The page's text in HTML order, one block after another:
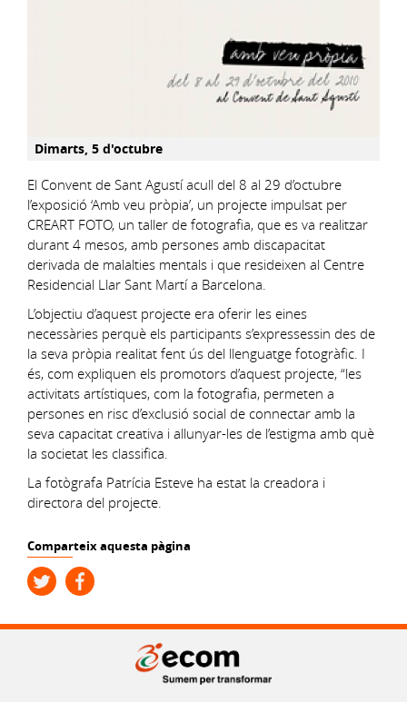
Dimarts, 5 d'octubre
El Convent de Sant Agustí acull del 8 al 29 d’octubre
l’exposició ‘Amb veu pròpia’, un projecte impulsat per
CREART FOTO, un taller de fotografia, que es va realitzar
durant 4 mesos, amb persones amb discapacitat
derivada de malalties mentals i que resideixen al Centre
Residencial Llar Sant Martí a Barcelona.
L’objectiu d’aquest projecte era oferir les eines
necessàries perquè els participants s’expressessin des de
la seva pròpia realitat fent ús del llenguatge fotogràfic. I
és, com expliquen els promotors d’aquest projecte, “les
activitats artístiques, com la fotografia, permeten a
persones en risc d’exclusió social de connectar amb la
seva capacitat creativa i allunyar-les de l’estigma amb què
la societat les classifica.
La fotògrafa Patrícia Esteve ha estat la creadora i
directora del projecte.
Comparteix aquesta pàgina